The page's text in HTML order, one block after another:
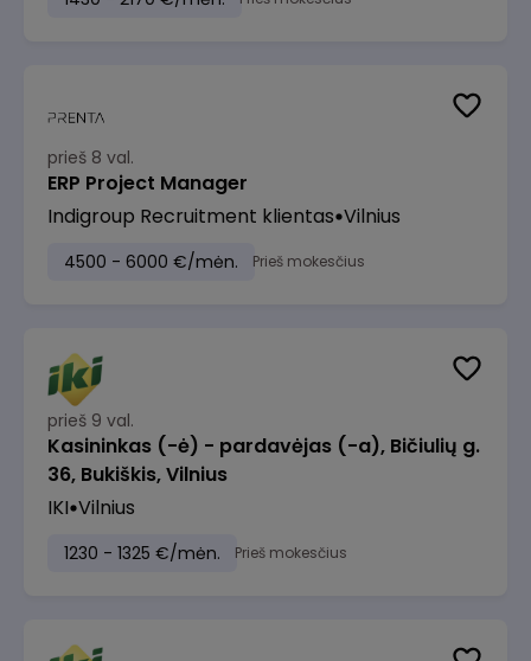
prieš 8 val.
ERP Project Manager
Indigroup Recruitment klientas Vilnius
4500 - 6000 €/mėn. Prieš mokesčius
prieš 9 val.
Kasininkas (-ė) - pardavėjas (-a), Bičiulių g.
36, Bukiškis, Vilnius
IKI Vilnius
1230 - 1325 €/mėn. Prieš mokesčius